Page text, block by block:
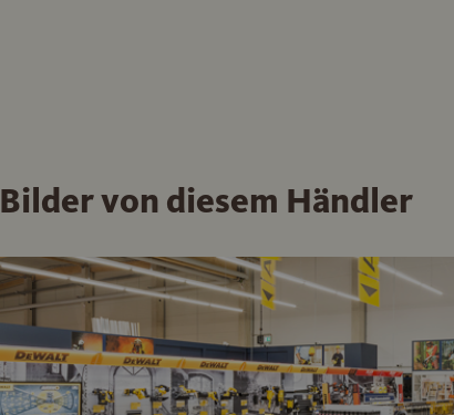
Bilder von diesem Händler